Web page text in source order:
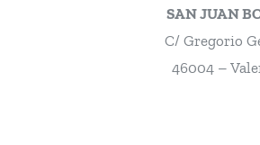
SAN JUAN
C/ Gregorio
46004 –